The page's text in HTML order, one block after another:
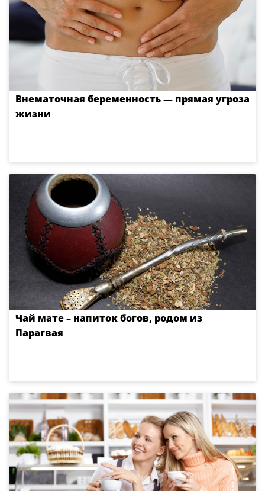
Внематочная беременность — прямая угроза
жизни
Чай мате – напиток богов, родом из
Парагвая